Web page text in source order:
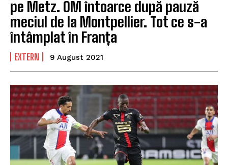
pe Metz. OM întoarce după pauză
meciul de la Montpellier. Tot ce s-a
întâmplat în Franța
EXTERN 9 August 2021